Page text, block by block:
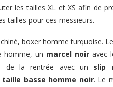
les tailles XL et XS afin de
tailles pour ces messieurs.
boxer homme turquoise. Le
homme, un marcel noir avec
de la rentrée avec un slip
taille basse homme noir. Le